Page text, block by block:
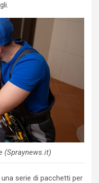
(Spraynews.it)
serie di pacchetti per